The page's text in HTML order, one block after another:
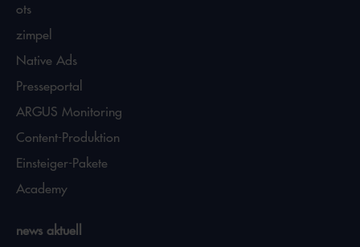
ots
zimpel
Native Ads
Presseportal
ARGUS Monitoring
Content-Produktion
Einsteiger-Pakete
Academy
news aktuell